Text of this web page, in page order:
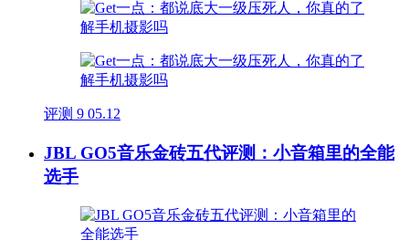
评测 9 05.12
JBL GO5音乐金砖五代评测：小音箱里的全能
选手